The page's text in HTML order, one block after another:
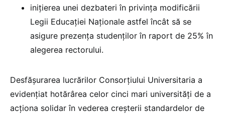
inițierea unei dezbateri în privința modificării
Legii Educației Naționale astfel încât să se
asigure prezența studenților în raport de 25% în
alegerea rectorului.
Desfășurarea lucrărilor Consorțiului Universitaria a
evidențiat hotărârea celor cinci mari universități de a
acționa solidar în vederea creșterii standardelor de